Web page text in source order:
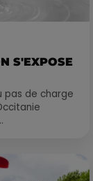
S'EXPOSE
pas de charge